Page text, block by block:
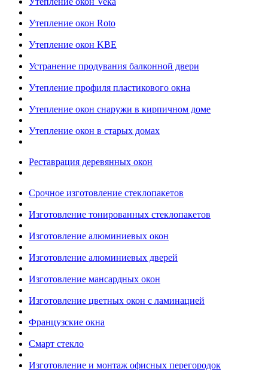
Утепление окон Roto
Утепление окон KBE
Устранение продувания балконной двери
Утепление профиля пластикового окна
Утепление окон снаружи в кирпичном доме
Утепление окон в старых домах
Реставрация деревянных окон
Срочное изготовление стеклопакетов
Изготовление тонированных стеклопакетов
Изготовление алюминиевых окон
Изготовление алюминиевых дверей
Изготовление мансардных окон
Изготовление цветных окон с ламинацией
Французские окна
Смарт стекло
Изготовление и монтаж офисных перегородок